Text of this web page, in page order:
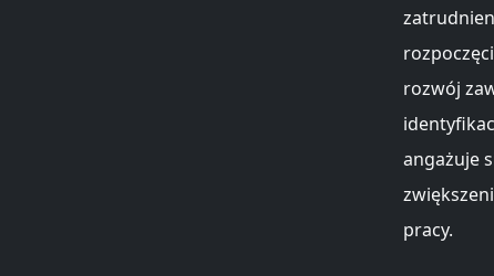
rozwój
angażuje
pracy.